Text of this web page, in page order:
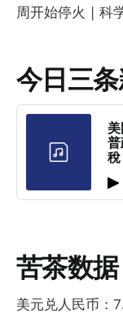
周开始停火 | 科
今日三
苦茶数据
美元兑人民币：